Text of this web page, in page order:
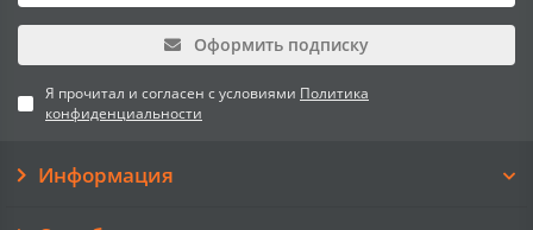
Оформить подписку
Я прочитал и согласен с условиями Политика
конфиденциальности
Информация